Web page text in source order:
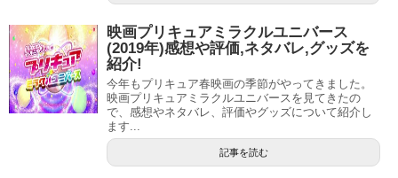
来年で30歳なんですね、とても見えない(^^;
身長は168cmということで、下手な男性よりも大きい(;´∀
｀)
声優としての活動を始めたのは2013年と最近ですね。
元々は宝塚女優というのは有名ですが、宝塚歌劇団に入団
映画プリキュアミラクルユニバース
(2019年)感想や評価,ネタバレ,グッズを
紹介!
今年もプリキュア春映画の季節がやってきました。
映画プリキュアミラクルユニバースを見てきたの
で、感想やネタバレ、評価やグッズについて紹介し
ます...
記事を読む